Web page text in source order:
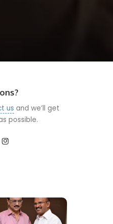
us and we’ll get
possible.